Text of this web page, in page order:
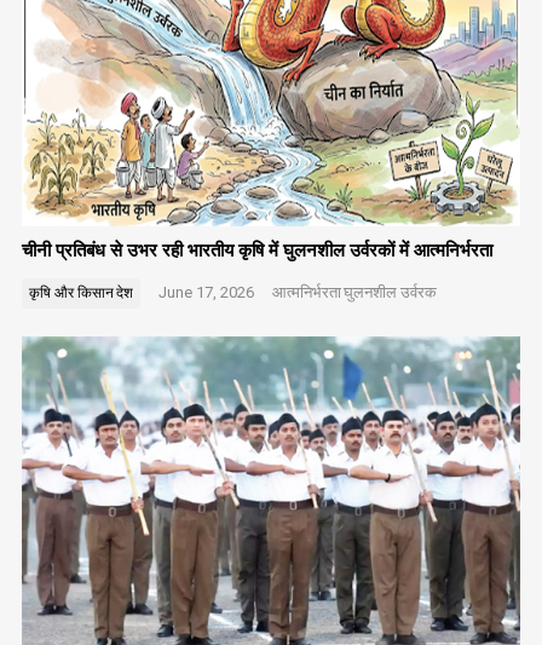
चीनी प्रतिबंध से उभर रही भारतीय कृषि में घुलनशील उर्वरकों में आत्मनिर्भरता
कृषि और किसानदेश June 17, 2026 आत्मनिर्भरताघुलनशील उर्वरक